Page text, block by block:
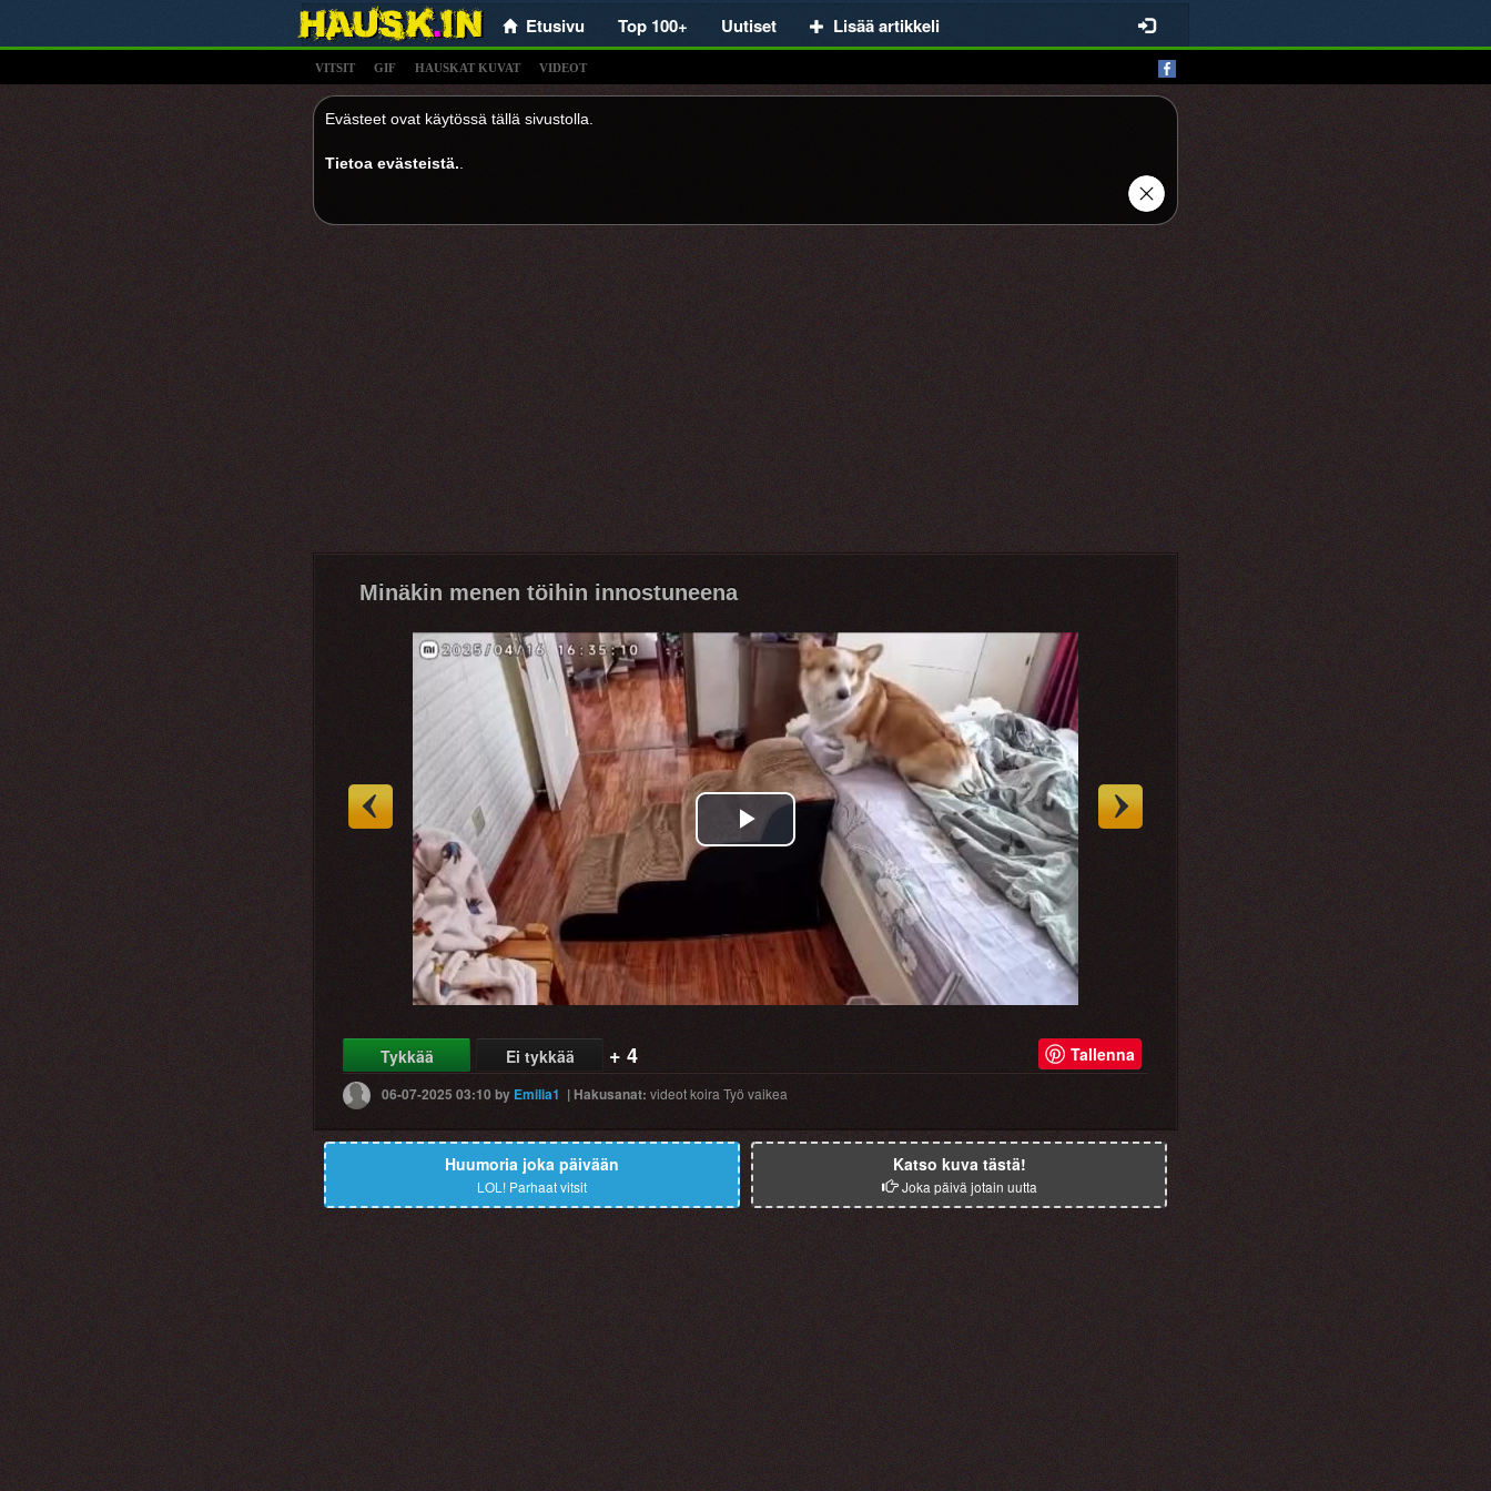
Etusivu Top 100+ Uutiset Lisää artikkeli
VITSIT GIF HAUSKAT KUVAT VIDEOT
Evästeet ovat käytössä tällä sivustolla.
Tietoa evästeistä.
Minäkin menen töihin innostuneena
Play
Video
Tykkää Ei tykkää + 4 Tallenna
06-07-2025 03:10by Emilia1 |Hakusanat: videotkoira Työ vaikea
Huumoria joka päivään
LOL! Parhaat vitsit
Katso kuva tästä!
Joka päivä jotain uutta